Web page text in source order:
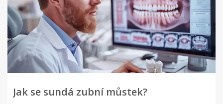
Jak se sundá zubní můstek?